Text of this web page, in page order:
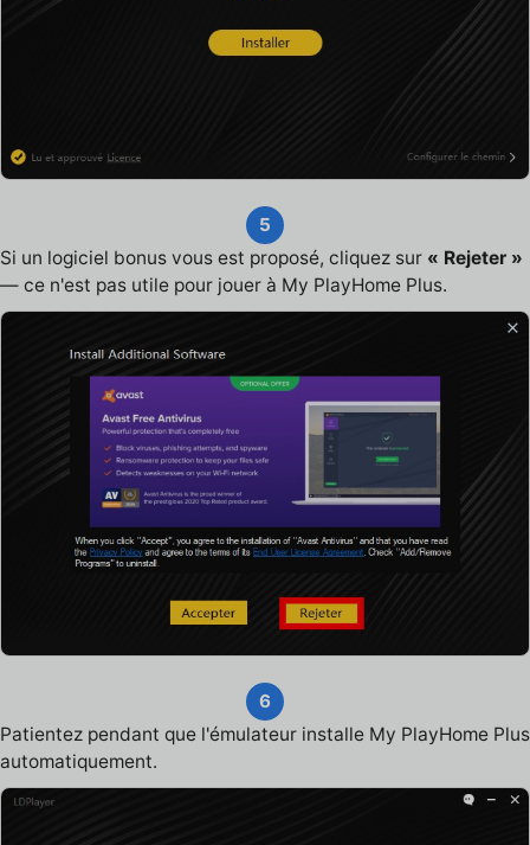
5
Si un logiciel bonus vous est proposé, cliquez sur « Rejeter »
— ce n'est pas utile pour jouer à My PlayHome Plus.
6
Patientez pendant que l'émulateur installe My PlayHome Plus
automatiquement.